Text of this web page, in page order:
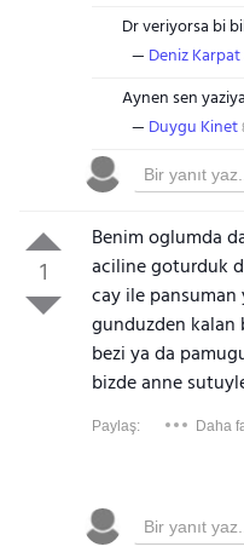
Dr veriyorsa bi
Deniz Karpat
Aynen sen
Duygu Kinet
1
Benim oglumda
aciline goturduk
cay ile
gunduzden kalan
bezi ya da
bizde anne
Paylaş: Daha